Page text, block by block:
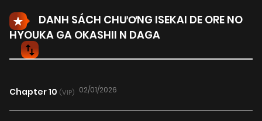
DANH SÁCH CHƯƠNG ISEKAI DE ORE NO
HYOUKA GA OKASHII N DAGA
Chapter 10 (VIP) 02/01/2026